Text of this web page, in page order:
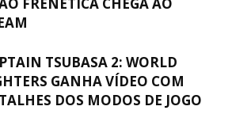
TSUBASA 2: WORLD
GANHA VÍDEO COM
DOS MODOS DE JOGO